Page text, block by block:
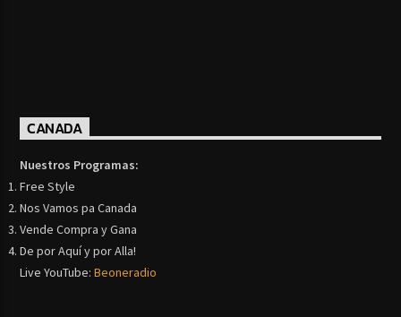
CANADA
Nuestros Programas:
Free Style
Nos Vamos pa Canada
Vende Compra y Gana
De por Aquí y por Alla!
Live YouTube:Beoneradio